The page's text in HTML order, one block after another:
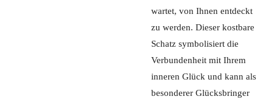
wartet, von Ihnen entdeckt
zu werden. Dieser kostbare
Schatz symbolisiert die
Verbundenheit mit Ihrem
inneren Glück und kann als
besonderer Glücksbringer